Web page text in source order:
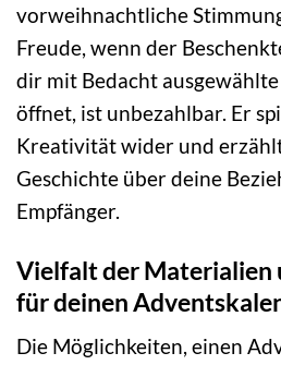
vorweihnachtliche
Freude, wenn der
dir mit Bedacht
öffnet, ist unbezahlbar. Er
Kreativität wider und
Geschichte über deine
Empfänger.
Vielfalt der Materialien
für deinen
Die Möglichkeiten, einen